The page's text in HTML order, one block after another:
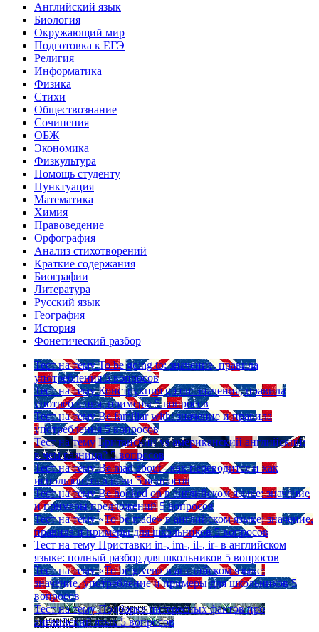
Английский язык
Биология
Окружающий мир
Подготовка к ЕГЭ
Религия
Информатика
Физика
Стихи
Обществознание
Сочинения
ОБЖ
Экономика
Физкультура
Помощь студенту
Пунктуация
Математика
Химия
Правоведение
Орфография
Анализ стихотворений
Краткие содержания
Биографии
Литература
Русский язык
География
История
Фонетический разбор
Тест на тему To be going to: значение, правила
употребления 5 вопросов
Тест на тему Конструкция go on: значения, правила
употребления, примеры 5 вопросов
Тест на тему Be familiar with: значение и правила
употребления 5 вопросов
Тест на тему Британский vs американский английский:
в чем разница? 5 вопросов
Тест на тему Be mad about - как переводится и как
использовать в речи 5 вопросов
Тест на тему Be hooked on в английском языке: значение
и примеры предложений 5 вопросов
Тест на тему «To be made» в английском языке: значение,
правила и примеры для школьников 5 вопросов
Тест на тему Приставки in-, im-, il-, ir- в английском
языке: полный разбор для школьников 5 вопросов
Тест на тему «To be given» в английском языке:
значение, употребление и примеры для школьников 5
вопросов
Тест на тему Подборка интересных фактов про
английский язык 5 вопросов